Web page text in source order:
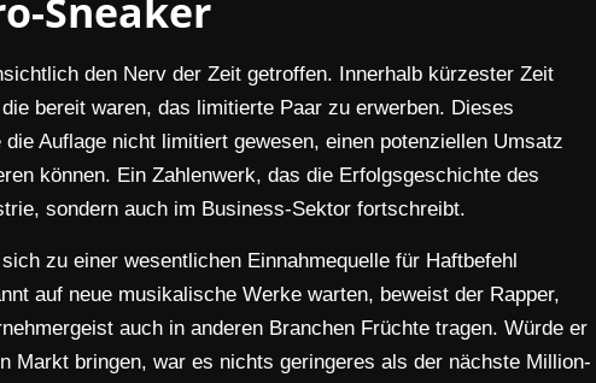
Sneaker
den Nerv der Zeit getroffen. Innerhalb kürzester Zeit
bereit waren, das limitierte Paar zu erwerben. Dieses
Auflage nicht limitiert gewesen, einen potenziellen Umsatz
können. Ein Zahlenwerk, das die Erfolgsgeschichte des
sondern auch im Business-Sektor fortschreibt.
zu einer wesentlichen Einnahmequelle für Haftbefehl
auf neue musikalische Werke warten, beweist der Rapper,
auch in anderen Branchen Früchte tragen. Würde er
Markt bringen, war es nichts geringeres als der nächste Million-